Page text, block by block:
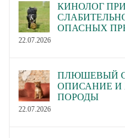
КИНОЛОГ
ОПАСНЫХ
22.07.2026
ПЛЮШЕВЫЙ
ОПИСАНИЕ И
ПОРОДЫ
22.07.2026